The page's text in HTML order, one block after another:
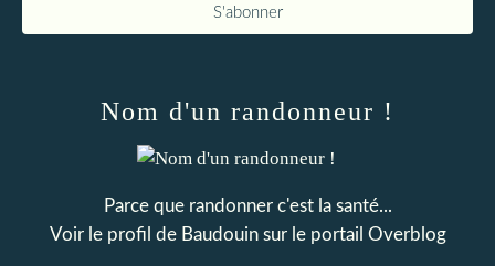
Nom d'un randonneur !
Parce que randonner c'est la santé...
Voir le profil de Baudouinsur le portail Overblog